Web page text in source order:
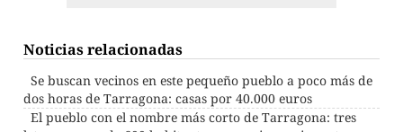
Noticias relacionadas
Se buscan vecinos en este pequeño pueblo a poco más de
dos horas de Tarragona: casas por 40.000 euros
El pueblo con el nombre más corto de Tarragona: tres